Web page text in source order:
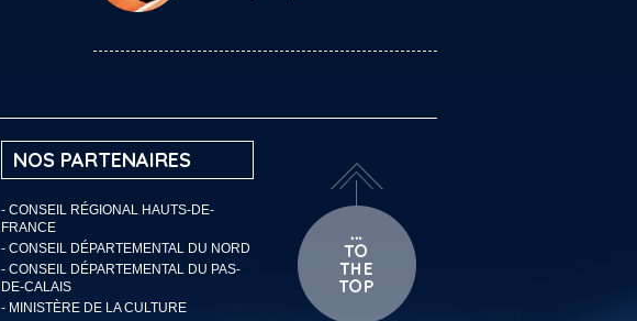
NOS PARTENAIRES
- CONSEIL RÉGIONAL HAUTS-DE-
FRANCE
- CONSEIL DÉPARTEMENTAL DU NORD
- CONSEIL DÉPARTEMENTAL DU PAS-
DE-CALAIS
- MINISTÈRE DE LA CULTURE